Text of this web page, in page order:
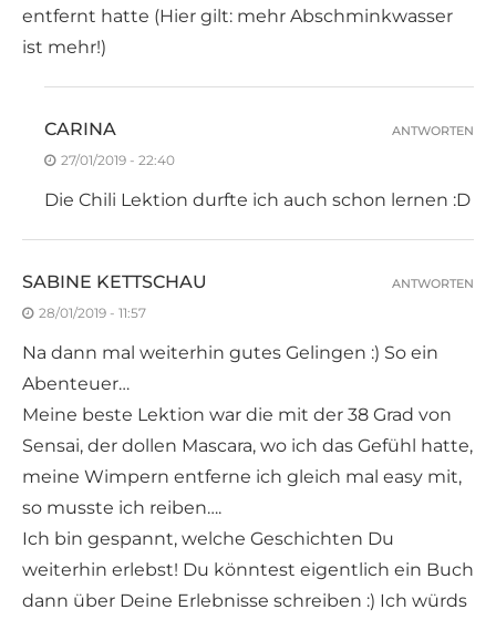
entfernt hatte (Hier gilt: mehr Abschminkwasser
ist mehr!)
CARINA
27/01/2019 - 22:40
Die Chili Lektion durfte ich auch schon lernen :D
ANTWORTEN
SABINE KETTSCHAU
28/01/2019 - 11:57
Na dann mal weiterhin gutes Gelingen :) So ein
Abenteuer…
Meine beste Lektion war die mit der 38 Grad von
Sensai, der dollen Mascara, wo ich das Gefühl hatte,
meine Wimpern entferne ich gleich mal easy mit,
so musste ich reiben….
Ich bin gespannt, welche Geschichten Du
weiterhin erlebst! Du könntest eigentlich ein Buch
dann über Deine Erlebnisse schreiben :) Ich würds
ANTWORTEN